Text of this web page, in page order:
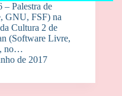
– Palestra de
GNU, FSF) na
Cultura 2 de
(Software Livre,
no…
de 2017